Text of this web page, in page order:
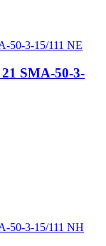
SMA-50-3-